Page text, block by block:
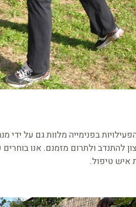
בפנימייה מלוות גם על ידי
להתנדב ולתרום מזמנם. אנו
איש טיפול.